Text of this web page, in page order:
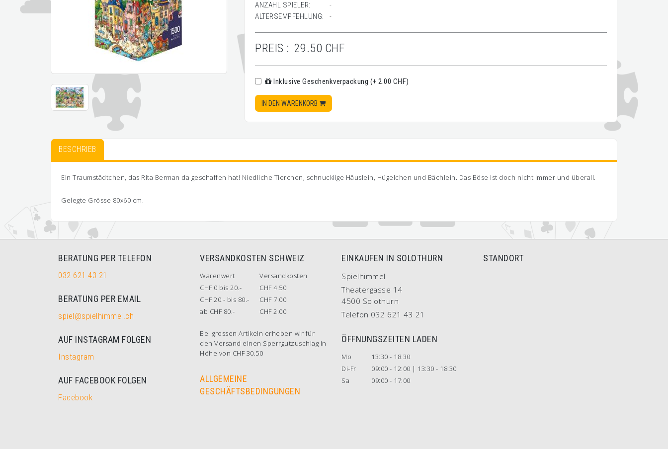
ANZAHL SPIELER:
-
ALTERSEMPFEHLUNG:
-
PREIS : 29.50 CHF
Inklusive Geschenkverpackung (+ 2.00 CHF)
IN DEN WARENKORB
BESCHRIEB
Ein Traumstädtchen, das Rita Berman da geschaffen hat! Niedliche Tierchen, schnucklige Häuslein, Hügelchen und Bächlein. Das Böse ist doch nicht immer und überall.
Gelegte Grösse 80x60 cm.
BERATUNG PER TELEFON
032 621 43 21
BERATUNG PER EMAIL
spiel@spielhimmel.ch
AUF INSTAGRAM FOLGEN
Instagram
AUF FACEBOOK FOLGEN
Facebook
VERSANDKOSTEN SCHWEIZ
Warenwert
Versandkosten
CHF 0 bis 20.-
CHF 4.50
CHF 20.- bis 80.-
CHF 7.00
ab CHF 80.-
CHF 2.00
Bei grossen Artikeln erheben wir für
den Versand einen Sperrgutzuschlag in
Höhe von CHF 30.50
ALLGEMEINE
GESCHÄFTSBEDINGUNGEN
EINKAUFEN IN SOLOTHURN
Spielhimmel
Theatergasse 14
4500 Solothurn
Telefon 032 621 43 21
ÖFFNUNGSZEITEN LADEN
Mo
13:30 - 18:30
Di-Fr
09:00 - 12:00 | 13:30 - 18:30
Sa
09:00 - 17:00
STANDORT